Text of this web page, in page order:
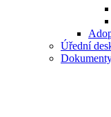
Úřední